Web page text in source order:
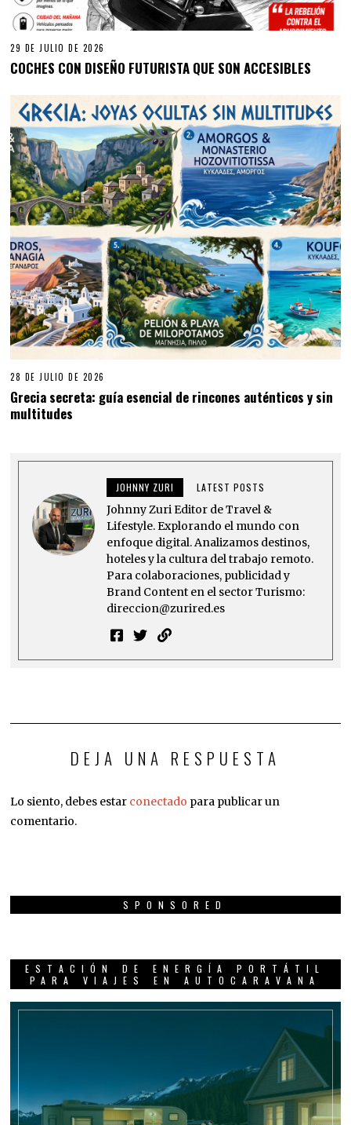
29 DE JULIO DE 2026
COCHES CON DISEÑO FUTURISTA QUE SON ACCESIBLES
28 DE JULIO DE 2026
Grecia secreta: guía esencial de rincones auténticos y sin
multitudes
JOHNNY ZURI LATEST POSTS
Johnny Zuri Editor de Travel &
Lifestyle. Explorando el mundo con
enfoque digital. Analizamos destinos,
hoteles y la cultura del trabajo remoto.
Para colaboraciones, publicidad y
Brand Content en el sector Turismo:
direccion@zurired.es
DEJA UNA RESPUESTA
Lo siento, debes estar conectado para publicar un
comentario.
SPONSORED
ESTACIÓN DE ENERGÍA PORTÁTIL
PARA VIAJES EN AUTOCARAVANA